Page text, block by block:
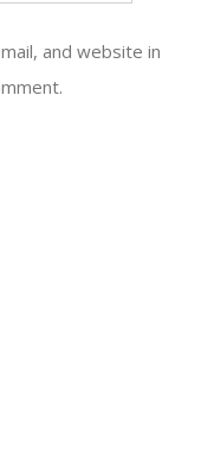
and website in